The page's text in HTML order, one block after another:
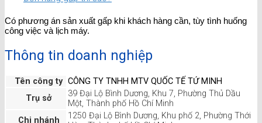
Có phương án sản xuất gấp khi khách hàng cần, tùy tình huống
công việc và lịch máy.
Thông tin doanh nghiệp
Tên công ty CÔNG TY TNHH MTV QUỐC TẾ TỨ MINH
Trụ sở
39 Đại Lộ Bình Dương, Khu 7, Phường Thủ Dầu
Một, Thành phố Hồ Chí Minh
Chi nhánh
1250 Đại Lộ Bình Dương, Khu phố 2, Phường Thới